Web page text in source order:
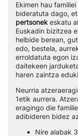
Ekimen hau
bideratuta dago,
pertsonek eskatu
Euskadin bizitzea
helbide berean,
edo, bestela,
erroldatuta egon
daitekeen
haren zaintza
Neurria
1etik aurrera.
eragingo die
adibideren bidez
Nire alabak